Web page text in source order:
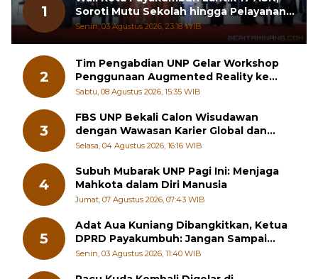
1
Soroti Mutu Sekolah hingga Pelayanan
RSUD
Senin, 03 Agustus 2026, 23:18 WIB
2
Tim Pengabdian UNP Gelar Workshop
Penggunaan Augmented Reality ke
Guru Kimia SMA di Padang Pariaman
Sabtu, 08 Agustus 2026, 15:35 WIB
3
FBS UNP Bekali Calon Wisudawan
dengan Wawasan Karier Global dan
Kewirausahaan Kreatif
Selasa, 04 Agustus 2026, 16:16 WIB
4
Subuh Mubarak UNP Pagi Ini: Menjaga
Mahkota dalam Diri Manusia
Jumat, 07 Agustus 2026, 07:43 WIB
5
Adat Aua Kuniang Dibangkitkan, Ketua
DPRD Payakumbuh: Jangan Sampai
Generasi Muda Hilang Jati Diri
Senin, 03 Agustus 2026, 11:40 WIB